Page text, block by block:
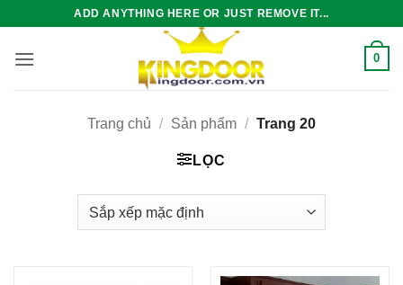
nội
ADD ANYTHING HERE OR JUST REMOVE IT...
0
Trang chủ / Sản phẩm / Trang 20
LỌC